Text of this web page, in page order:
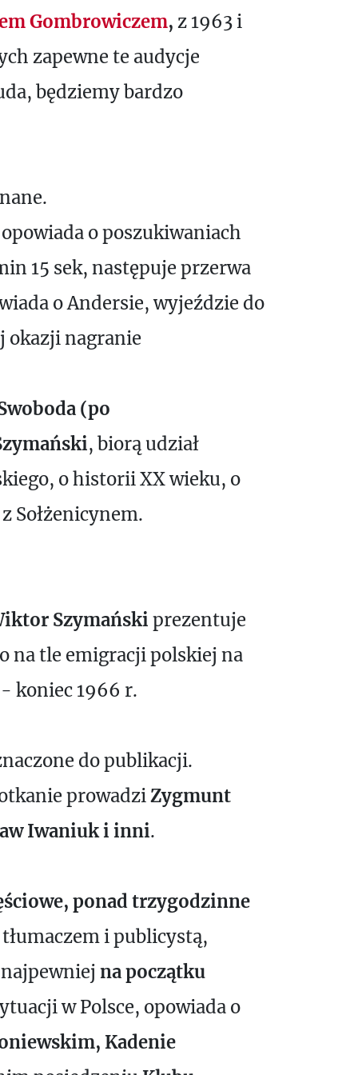
Gombrowiczem, z 1963 i
zapewne te audycje
będziemy bardzo
o poszukiwaniach
15 sek, następuje przerwa
o Andersie, wyjeździe do
okazji nagranie
(po
, biorą udział
o historii XX wieku, o
Sołżenicynem.
Szymański prezentuje
na tle emigracji polskiej na
koniec 1966 r.
do publikacji.
prowadziZygmunt
Iwaniuk i inni.
ponad trzygodzinne
i publicystą,
na początku
w Polsce, opowiada o
Kadenie